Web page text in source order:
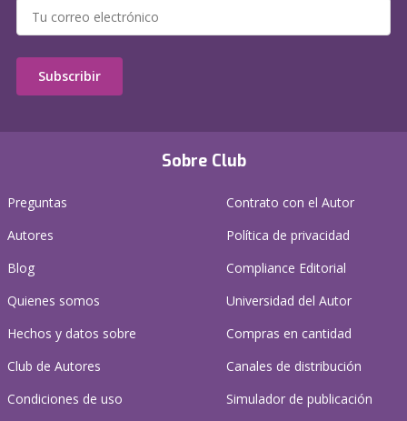
Sobre Club
Preguntas
Autores
Blog
Quienes somos
Hechos y datos sobre
Club de Autores
Condiciones de uso
Contrato con el Autor
Política de privacidad
Compliance Editorial
Universidad del Autor
Compras en cantidad
Canales de distribución
Simulador de publicación
Subscribir